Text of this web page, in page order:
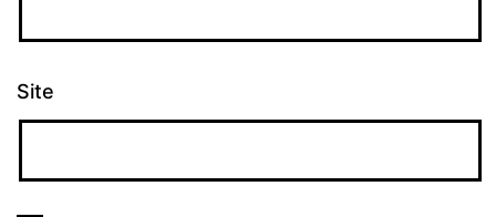
Site